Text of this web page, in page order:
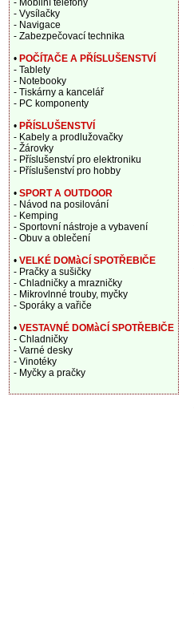
- Mobilní telefony
- Vysílačky
- Navigace
- Zabezpečovací technika
• POČÍTAČE A PŘÍSLUŠENSTVÍ
- Tablety
- Notebooky
- Tiskárny a kancelář
- PC komponenty
• PŘÍSLUŠENSTVÍ
- Kabely a prodlužovačky
- Žárovky
- Příslušenství pro elektroniku
- Příslušenství pro hobby
• SPORT A OUTDOOR
- Návod na posilování
- Kemping
- Sportovní nástroje a vybavení
- Obuv a oblečení
• VELKÉ DOMàCÍ SPOTŘEBIČE
- Pračky a sušičky
- Chladničky a mrazničky
- Mikrovlnné trouby, myčky
- Sporáky a vařiče
• VESTAVNÉ DOMàCÍ SPOTŘEBIČE
- Chladničky
- Varné desky
- Vinotéky
- Myčky a pračky